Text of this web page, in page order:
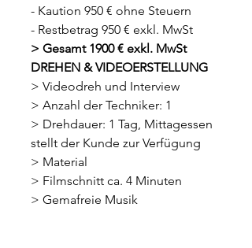
- Kaution 950 € ohne Steuern
- Restbetrag 950 € exkl. MwSt
> Gesamt 1900 € exkl. MwSt
DREHEN & VIDEOERSTELLUNG
> Videodreh und Interview
> Anzahl der Techniker: 1
> Drehdauer: 1 Tag, Mittagessen
stellt der Kunde zur Verfügung
> Material
> Filmschnitt ca. 4 Minuten
> Gemafreie Musik